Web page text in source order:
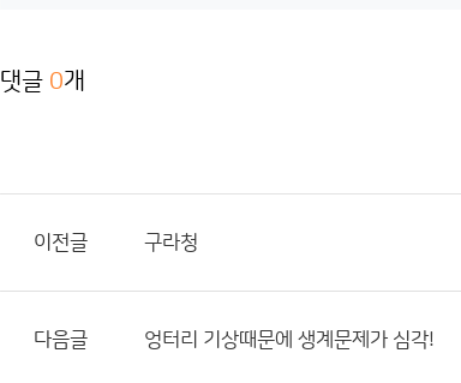
댓글 0개
이전글 구라청
다음글 엉터리 기상때문에 생계문제가 심각!